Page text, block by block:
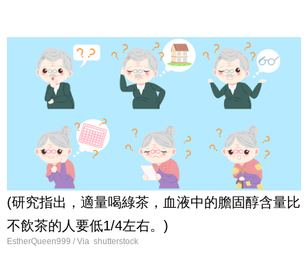
(研究指出，適量喝綠茶，血液中的膽固醇含量比
不飲茶的人要低1/4左右。)
EstherQueen999 / Via shutterstock